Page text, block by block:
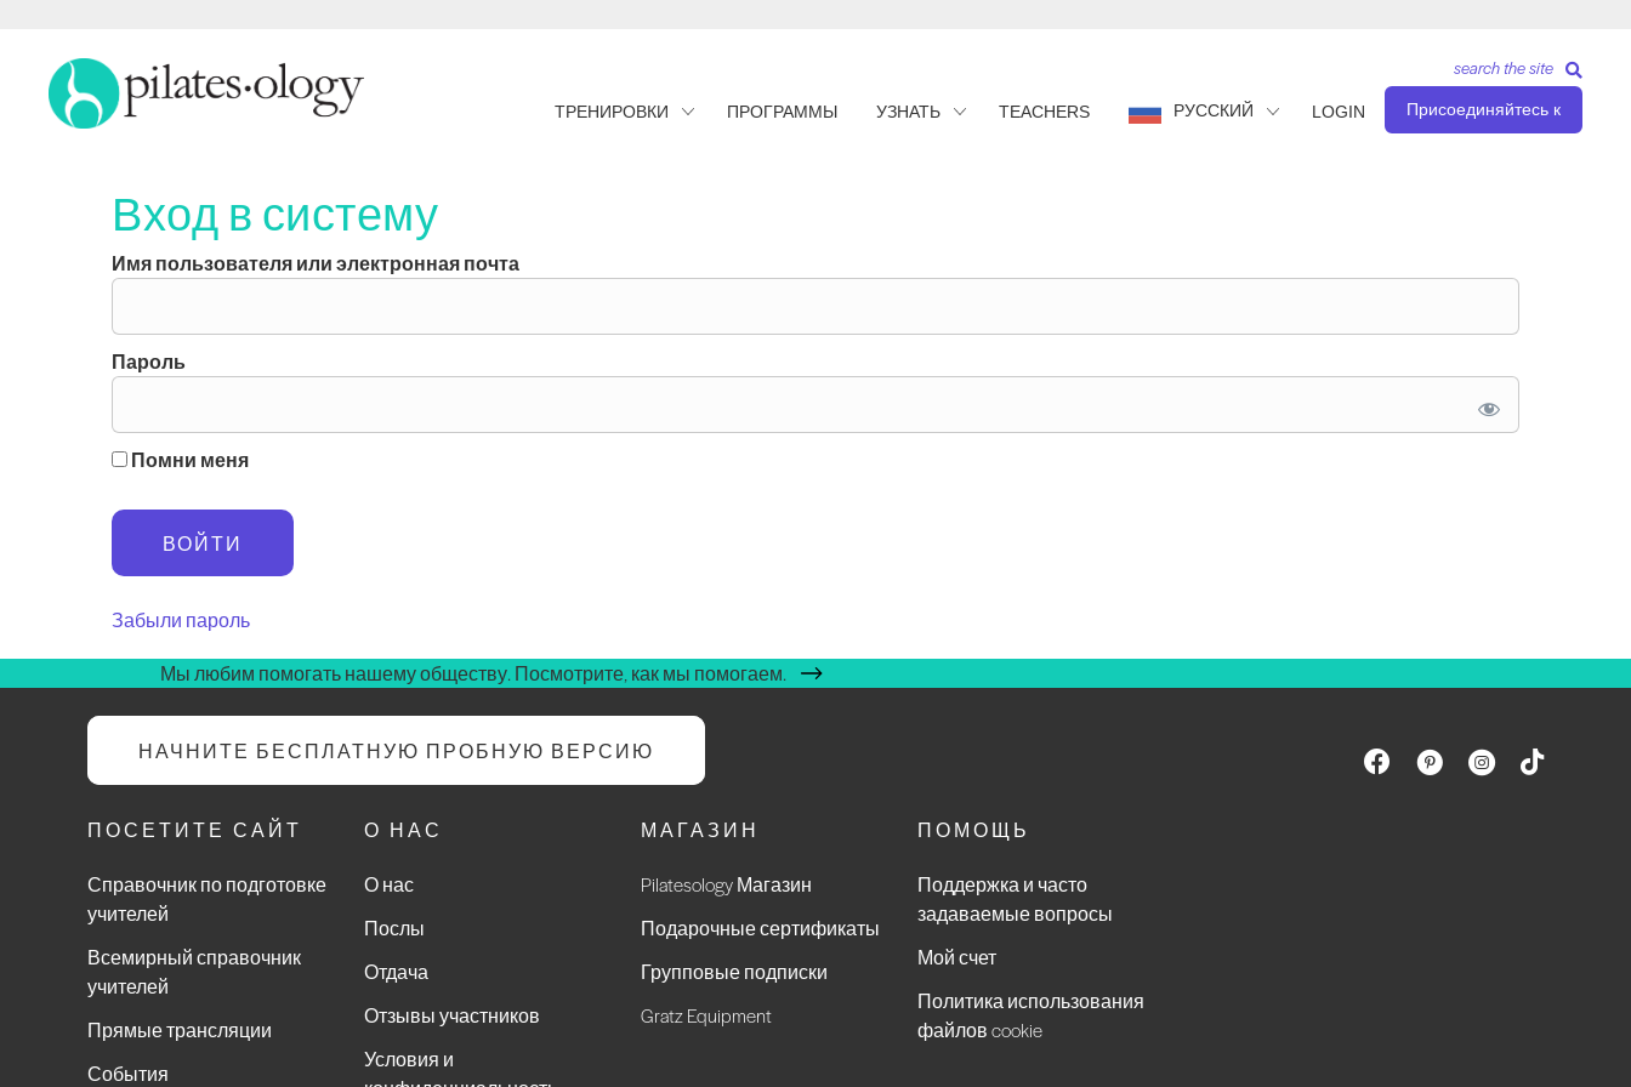
ТРЕНИРОВКИ ПРОГРАММЫ УЗНАТЬ TEACHERS РУССКИЙ LOGIN Присоединяйтесь к
search the site
Вход в систему
Имя пользователя или электронная почта
Пароль
Помни меня
Забыли пароль
Мы любим помогать нашему обществу. Посмотрите, как мы помогаем.
НАЧНИТЕ БЕСПЛАТНУЮ ПРОБНУЮ ВЕРСИЮ
ПОСЕТИТЕ САЙТ
Справочник по подготовке
учителей
Всемирный справочник
учителей
Прямые трансляции
События
О НАС
О нас
Послы
Отдача
Отзывы участников
Условия и
МАГАЗИН
Pilatesology Магазин
Подарочные сертификаты
Групповые подписки
Gratz Equipment
ПОМОЩЬ
Поддержка и часто
задаваемые вопросы
Мой счет
Политика использования
файлов cookie